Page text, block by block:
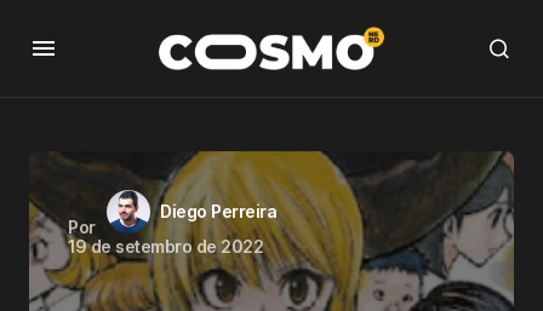
Por
Diego Perreira
19 de setembro de 2022